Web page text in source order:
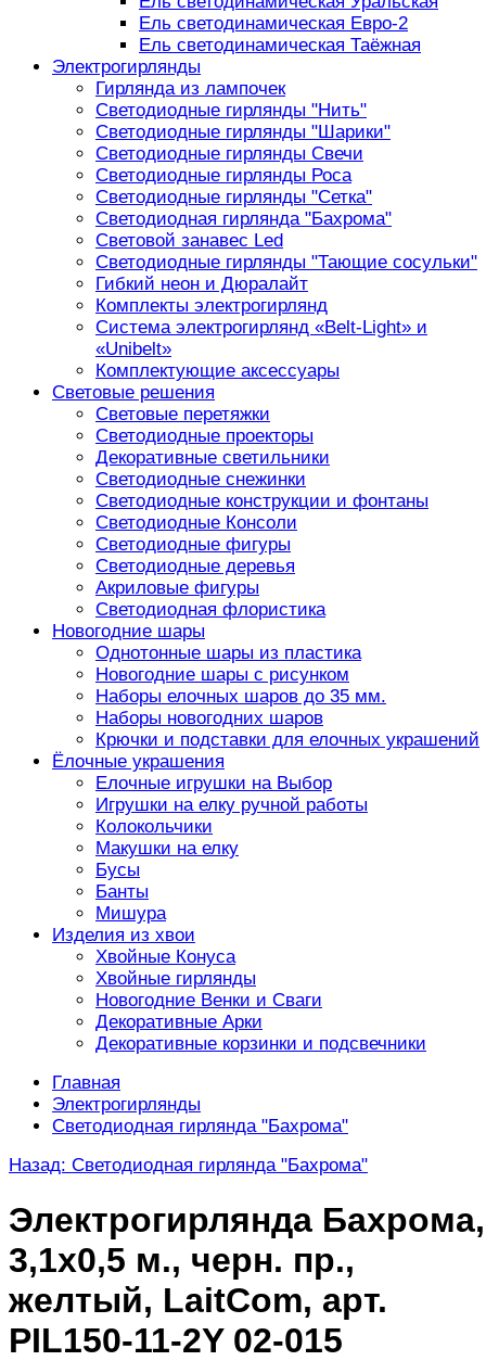
Ель светодинамическая Евро-2
Ель светодинамическая Таёжная
Электрогирлянды
Гирлянда из лампочек
Светодиодные гирлянды "Нить"
Светодиодные гирлянды "Шарики"
Светодиодные гирлянды Свечи
Светодиодные гирлянды Роса
Светодиодные гирлянды "Сетка"
Светодиодная гирлянда "Бахрома"
Световой занавес Led
Светодиодные гирлянды "Тающие сосульки"
Гибкий неон и Дюралайт
Комплекты электрогирлянд
Система электрогирлянд «Belt-Light» и
«Unibelt»
Комплектующие аксессуары
Световые решения
Световые перетяжки
Светодиодные проекторы
Декоративные светильники
Светодиодные снежинки
Светодиодные конструкции и фонтаны
Светодиодные Консоли
Светодиодные фигуры
Светодиодные деревья
Акриловые фигуры
Светодиодная флористика
Новогодние шары
Однотонные шары из пластика
Новогодние шары с рисунком
Наборы елочных шаров до 35 мм.
Наборы новогодних шаров
Крючки и подставки для елочных украшений
Ёлочные украшения
Елочные игрушки на Выбор
Игрушки на елку ручной работы
Колокольчики
Макушки на елку
Бусы
Банты
Мишура
Изделия из хвои
Хвойные Конуса
Хвойные гирлянды
Новогодние Венки и Сваги
Декоративные Арки
Декоративные корзинки и подсвечники
Главная
Электрогирлянды
Светодиодная гирлянда "Бахрома"
Назад: Светодиодная гирлянда "Бахрома"
Электрогирлянда Бахрома,
3,1х0,5 м., черн. пр.,
желтый, LaitCom, арт.
PIL150-11-2Y 02-015